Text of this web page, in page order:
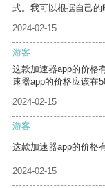
式。我可以根据自己的
2024-02-15
游客
这款加速器app的价格
速器app的价格应该在
2024-02-15
游客
这款加速器app的价格
2024-02-15